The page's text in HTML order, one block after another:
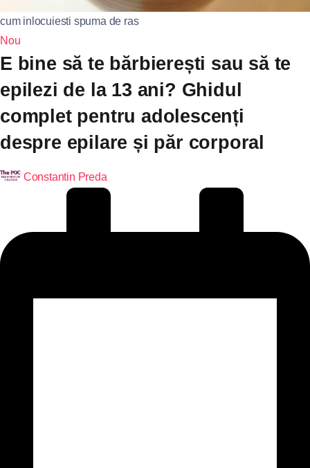
cum inlocuiesti spuma de ras
Nou
E bine să te bărbierești sau să te
epilezi de la 13 ani? Ghidul
complet pentru adolescenți
despre epilare și păr corporal
Constantin Preda